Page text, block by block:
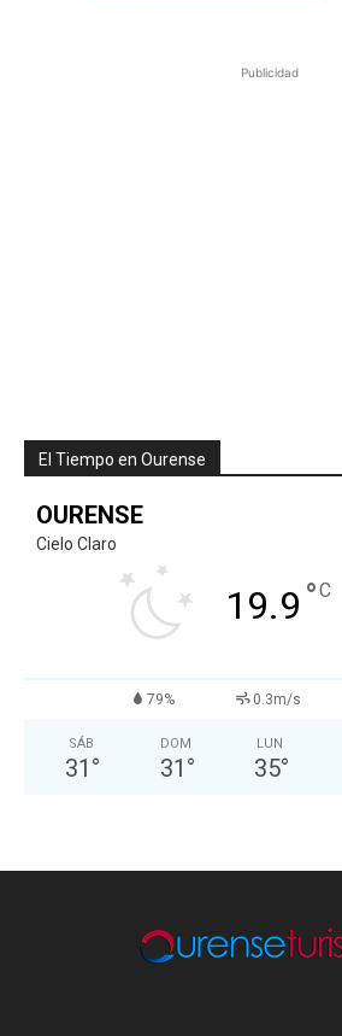
Publicidad
El Tiempo en Ourense
OURENSE
Cielo Claro
19.9 °C
79% 0.3m/s
SÁB
31 °
DOM
31 °
LUN
35°